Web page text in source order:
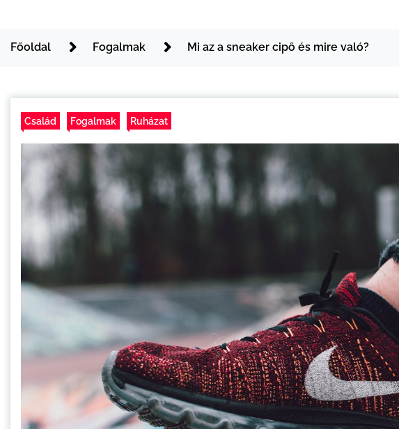
Főoldal Fogalmak Mi az a sneaker cipő és mire való?
Család Fogalmak Ruházat